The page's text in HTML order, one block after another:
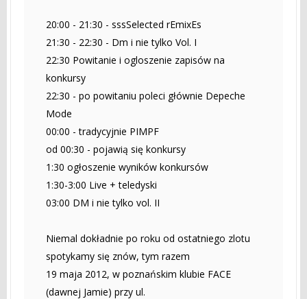
20:00 - 21:30 - sssSelected rEmixEs
21:30 - 22:30 - Dm i nie tylko Vol. I
22:30 Powitanie i ogloszenie zapisów na
konkursy
22:30 - po powitaniu poleci głównie Depeche
Mode
00:00 - tradycyjnie PIMPF
od 00:30 - pojawią się konkursy
1:30 ogłoszenie wyników konkursów
1:30-3:00 Live + teledyski
03:00 DM i nie tylko vol. II
Niemal dokładnie po roku od ostatniego zlotu
spotykamy się znów, tym razem
19 maja 2012, w poznańskim klubie FACE
(dawnej Jamie) przy ul.